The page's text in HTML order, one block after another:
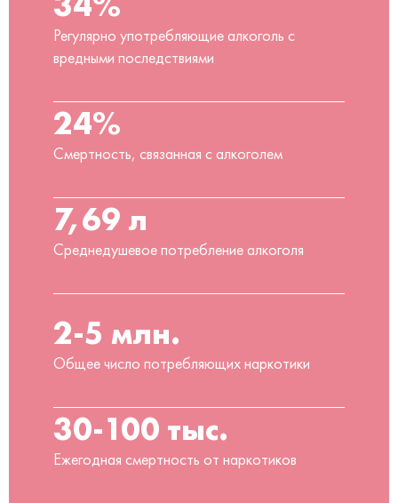
Регулярно употребляющие алкоголь с
вредными последствиями
24%
Смертность, связанная с алкоголем
7,69 л
Среднедушевое потребление алкоголя
2-5 млн.
Общее число потребляющих наркотики
30-100 тыс.
Ежегодная смертность от наркотиков